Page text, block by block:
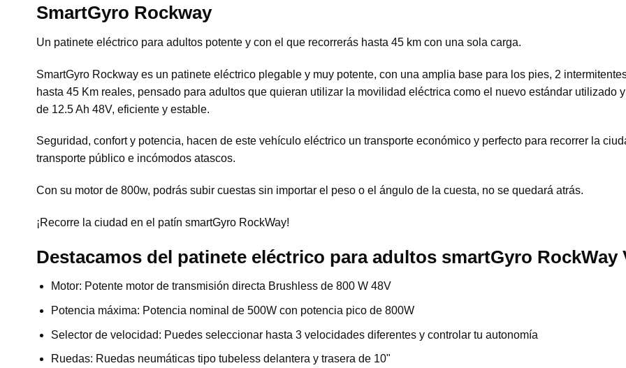
SmartGyro Rockway
Un patinete eléctrico para adultos potente y con el que recorrerás hasta 45 km con una sola carga.
SmartGyro Rockway es un patinete eléctrico plegable y muy potente, con una amplia base para los pies, 2
hasta 45 Km reales, pensado para adultos que quieran utilizar la movilidad eléctrica como el nuevo estándar utilizado
de 12.5 Ah 48V, eficiente y estable.
Seguridad, confort y potencia, hacen de este vehículo eléctrico un transporte económico y perfecto para recorrer la
transporte público e incómodos atascos.
Con su motor de 800w, podrás subir cuestas sin importar el peso o el ángulo de la cuesta, no se quedará atrás.
¡Recorre la ciudad en el patín smartGyro RockWay!
Destacamos del patinete eléctrico para adultos smartGyro RockWay
Motor: Potente motor de transmisión directa Brushless de 800 W 48V
Potencia máxima: Potencia nominal de 500W con potencia pico de 800W
Selector de velocidad: Puedes seleccionar hasta 3 velocidades diferentes y controlar tu autonomía
Ruedas: Ruedas neumáticas tipo tubeless delantera y trasera de 10"